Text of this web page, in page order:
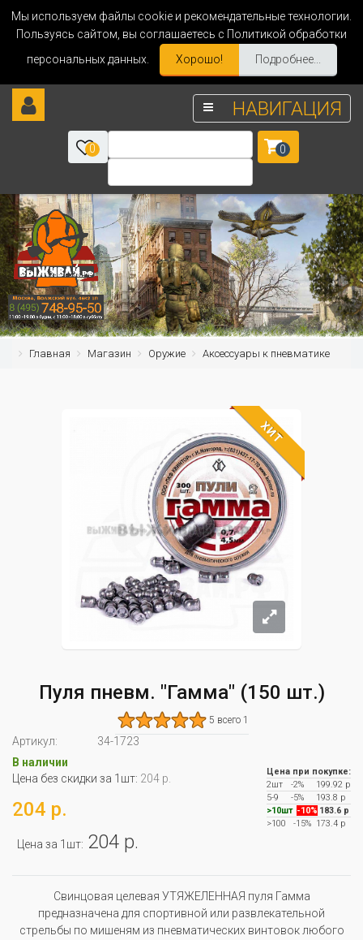
Мы используем файлы cookie и рекомендательные технологии.
Пользуясь сайтом, вы соглашаетесь с Политикой обработки
персональных данных.
Хорошо! Подробнее...
НАВИГАЦИЯ
0 0
Главная Магазин Оружие Аксессуары к пневматике
ХИТ
Пуля пневм. "Гамма" (150 шт.)
5 всего 1
Артикул:
34-1723
В наличии
Цена без скидки за 1шт: 204 р.
204 р.
Цена за 1шт: 204 р.
Цена при покупке:
2шт
-2%
199.92 р
5-9
-5%
193.8 р
>10шт -10% 183.6 р
>100
-15% 173.4 р
Свинцовая целевая УТЯЖЕЛЕННАЯ пуля Гамма
предназначена для спортивной или развлекательной
стрельбы по мишеням из пневматических винтовок любого